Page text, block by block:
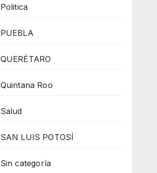
Politica
PUEBLA
QUERÉTARO
Quintana Roo
Salud
SAN LUIS POTOSÍ
Sin categoría